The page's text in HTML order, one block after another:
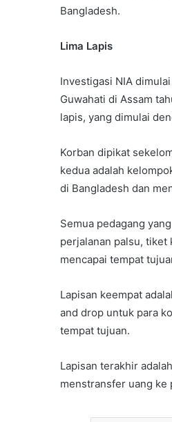
Bangladesh.
Lima Lapis
Investigasi NIA
Guwahati di Assam
lapis, yang dimulai
Korban dipikat
kedua adalah
di Bangladesh dan
Semua pedagang
perjalanan palsu, tiket
mencapai tempat
Lapisan keempat
and drop untuk para
tempat tujuan.
Lapisan terakhir
menstransfer uang ke